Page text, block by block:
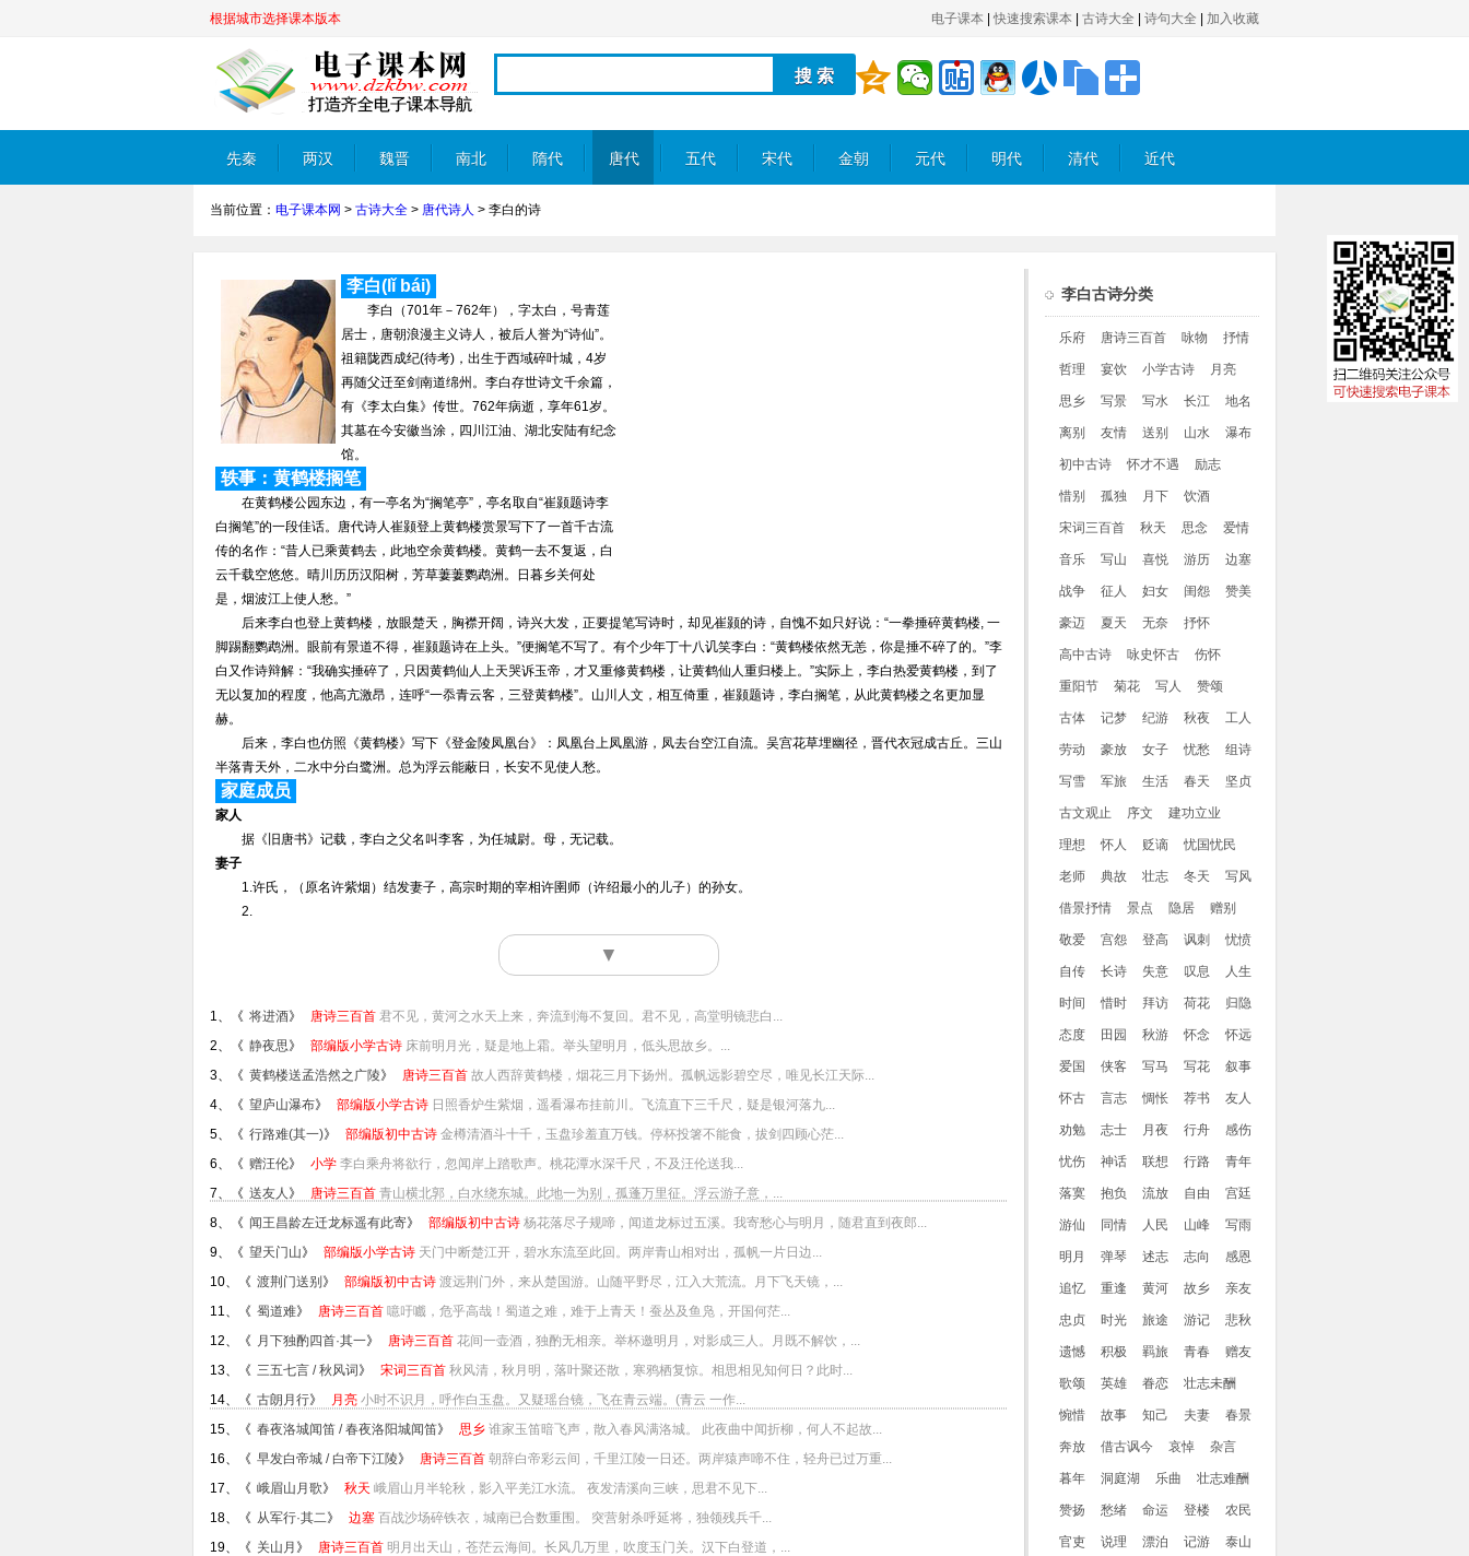
根据城市选择课本版本 电子课本 快速搜索课本 古诗大全 诗句大全 加入收藏
先秦 两汉 魏晋 南北
朝
隋代 唐代 五代 宋代 金朝 元代 明代 清代 近代
当前位置： 电子课本网 > 古诗大全 > 唐代诗人 > 李白的诗
李白(lǐ bái)
李白（701年－762年），字太白，号青莲
居士，唐朝浪漫主义诗人，被后人誉为“诗仙”。
祖籍陇西成纪(待考)，出生于西域碎叶城，4岁
再随父迁至剑南道绵州。李白存世诗文千余篇，
有《李太白集》传世。762年病逝，享年61岁。
其墓在今安徽当涂，四川江油、湖北安陆有纪念
馆。
轶事：黄鹤楼搁笔
在黄鹤楼公园东边，有一亭名为“搁笔亭”，亭名取自“崔颢题诗李
白搁笔”的一段佳话。唐代诗人崔颢登上黄鹤楼赏景写下了一首千古流
传的名作：“昔人已乘黄鹤去，此地空余黄鹤楼。黄鹤一去不复返，白
云千载空悠悠。晴川历历汉阳树，芳草萋萋鹦鹉洲。日暮乡关何处
是，烟波江上使人愁。”
后来李白也登上黄鹤楼，放眼楚天，胸襟开阔，诗兴大发，正要提笔写诗时，却见崔颢的诗，自愧不如只好说：“一拳捶碎黄鹤楼, 一
脚踢翻鹦鹉洲。眼前有景道不得，崔颢题诗在上头。”便搁笔不写了。有个少年丁十八讥笑李白：“黄鹤楼依然无恙，你是捶不碎了的。”李
白又作诗辩解：“我确实捶碎了，只因黄鹤仙人上天哭诉玉帝，才又重修黄鹤楼，让黄鹤仙人重归楼上。”实际上，李白热爱黄鹤楼，到了
无以复加的程度，他高亢激昂，连呼“一忝青云客，三登黄鹤楼”。山川人文，相互倚重，崔颢题诗，李白搁笔，从此黄鹤楼之名更加显
赫。
后来，李白也仿照《黄鹤楼》写下《登金陵凤凰台》：凤凰台上凤凰游，凤去台空江自流。吴宫花草埋幽径，晋代衣冠成古丘。三山
半落青天外，二水中分白鹭洲。总为浮云能蔽日，长安不见使人愁。
家庭成员
家人
据《旧唐书》记载，李白之父名叫李客，为任城尉。母，无记载。
妻子
1.许氏，（原名许紫烟）结发妻子，高宗时期的宰相许圉师（许绍最小的儿子）的孙女。
2.
▼
1、《 将进酒》 唐诗三百首 君不见，黄河之水天上来，奔流到海不复回。君不见，高堂明镜悲白...
2、《 静夜思》 部编版小学古诗 床前明月光，疑是地上霜。举头望明月，低头思故乡。...
3、《 黄鹤楼送孟浩然之广陵》 唐诗三百首 故人西辞黄鹤楼，烟花三月下扬州。孤帆远影碧空尽，唯见长江天际...
4、《 望庐山瀑布》 部编版小学古诗 日照香炉生紫烟，遥看瀑布挂前川。飞流直下三千尺，疑是银河落九...
5、《 行路难(其一)》 部编版初中古诗 金樽清酒斗十千，玉盘珍羞直万钱。停杯投箸不能食，拔剑四顾心茫...
6、《 赠汪伦》 小学 李白乘舟将欲行，忽闻岸上踏歌声。桃花潭水深千尺，不及汪伦送我...
7、《 送友人 》 唐诗三百首 青山横北郭，白水绕东城。此地一为别，孤蓬万里征。浮云游子意，...
8、《 闻王昌龄左迁龙标遥有此寄》 部编版初中古诗 杨花落尽子规啼，闻道龙标过五溪。我寄愁心与明月，随君直到夜郎...
9、《 望天门山》 部编版小学古诗 天门中断楚江开，碧水东流至此回。两岸青山相对出，孤帆一片日边...
10、《 渡荆门送别 》 部编版初中古诗 渡远荆门外，来从楚国游。山随平野尽，江入大荒流。月下飞天镜，...
11、《 蜀道难》 唐诗三百首 噫吁嚱，危乎高哉！蜀道之难，难于上青天！蚕丛及鱼凫，开国何茫...
12、《 月下独酌四首·其一》 唐诗三百首 花间一壶酒，独酌无相亲。举杯邀明月，对影成三人。月既不解饮，...
13、《 三五七言 / 秋风词 》 宋词三百首 秋风清，秋月明，落叶聚还散，寒鸦栖复惊。相思相见知何日？此时...
14、《 古朗月行》 月亮 小时不识月，呼作白玉盘。又疑瑶台镜，飞在青云端。(青云 一作...
15、《 春夜洛城闻笛 / 春夜洛阳城闻笛》 思乡 谁家玉笛暗飞声，散入春风满洛城。 此夜曲中闻折柳，何人不起故...
16、《 早发白帝城 / 白帝下江陵》 唐诗三百首 朝辞白帝彩云间，千里江陵一日还。两岸猿声啼不住，轻舟已过万重...
17、《 峨眉山月歌》 秋天 峨眉山月半轮秋，影入平羌江水流。 夜发清溪向三峡，思君不见下...
18、《 从军行·其二》 边塞 百战沙场碎铁衣，城南已合数重围。 突营射杀呼延将，独领残兵千...
19、《 关山月 》 唐诗三百首 明月出天山，苍茫云海间。长风几万里，吹度玉门关。汉下白登道，...
李白古诗分类
乐府 唐诗三百首 咏物 抒情
哲理 宴饮 小学古诗 月亮
思乡 写景 写水 长江 地名
离别 友情 送别 山水 瀑布
初中古诗 怀才不遇 励志
惜别 孤独 月下 饮酒
宋词三百首 秋天 思念 爱情
音乐 写山 喜悦 游历 边塞
战争 征人 妇女 闺怨 赞美
豪迈 夏天 无奈 抒怀
高中古诗 咏史怀古 伤怀
重阳节 菊花 写人 赞颂
古体 记梦 纪游 秋夜 工人
劳动 豪放 女子 忧愁 组诗
写雪 军旅 生活 春天 坚贞
古文观止 序文 建功立业
理想 怀人 贬谪 忧国忧民
老师 典故 壮志 冬天 写风
借景抒情 景点 隐居 赠别
敬爱 宫怨 登高 讽刺 忧愤
自传 长诗 失意 叹息 人生
时间 惜时 拜访 荷花 归隐
态度 田园 秋游 怀念 怀远
爱国 侠客 写马 写花 叙事
怀古 言志 惆怅 荐书 友人
劝勉 志士 月夜 行舟 感伤
忧伤 神话 联想 行路 青年
落寞 抱负 流放 自由 宫廷
游仙 同情 人民 山峰 写雨
明月 弹琴 述志 志向 感恩
追忆 重逢 黄河 故乡 亲友
忠贞 时光 旅途 游记 悲秋
遗憾 积极 羁旅 青春 赠友
歌颂 英雄 眷恋 壮志未酬
惋惜 故事 知己 夫妻 春景
奔放 借古讽今 哀悼 杂言
暮年 洞庭湖 乐曲 壮志难酬
赞扬 愁绪 命运 登楼 农民
官吏 说理 漂泊 记游 泰山